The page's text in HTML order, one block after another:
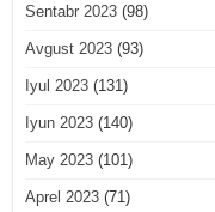
Sentabr 2023(98)
Avgust 2023(93)
Iyul 2023(131)
Iyun 2023(140)
May 2023(101)
Aprel 2023(71)